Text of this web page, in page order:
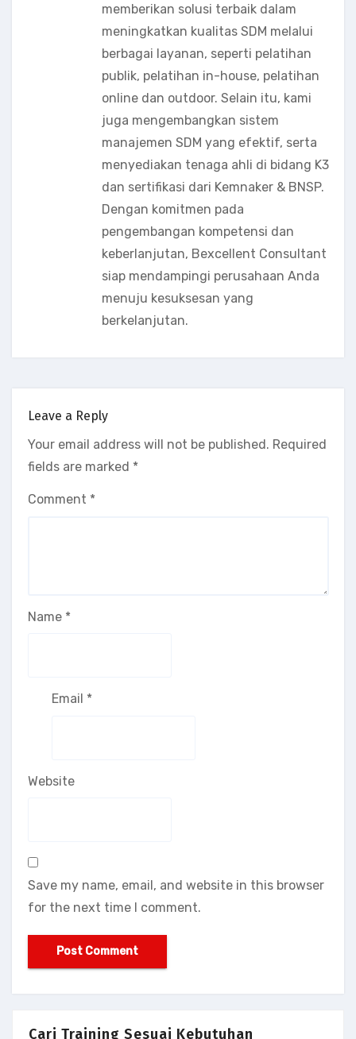
memberikan solusi terbaik dalam
meningkatkan kualitas SDM melalui
berbagai layanan, seperti pelatihan
publik, pelatihan in-house, pelatihan
online dan outdoor. Selain itu, kami
juga mengembangkan sistem
manajemen SDM yang efektif, serta
menyediakan tenaga ahli di bidang K3
dan sertifikasi dari Kemnaker & BNSP.
Dengan komitmen pada
pengembangan kompetensi dan
keberlanjutan, Bexcellent Consultant
siap mendampingi perusahaan Anda
menuju kesuksesan yang
berkelanjutan.
Leave a Reply
Your email address will not be published. Required
fields are marked *
Comment *
Name *
Email *
Website
Save my name, email, and website in this browser
for the next time I comment.
Cari Training Sesuai Kebutuhan